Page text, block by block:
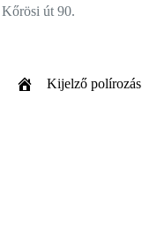
út 90.
Kijelző polírozás